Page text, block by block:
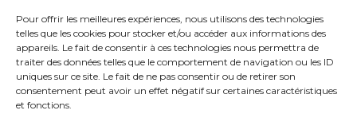
Pour offrir les meilleures expériences, nous utilisons des technologies
telles que les cookies pour stocker et/ou accéder aux informations des
appareils. Le fait de consentir à ces technologies nous permettra de
traiter des données telles que le comportement de navigation ou les ID
uniques sur ce site. Le fait de ne pas consentir ou de retirer son
consentement peut avoir un effet négatif sur certaines caractéristiques
et fonctions.